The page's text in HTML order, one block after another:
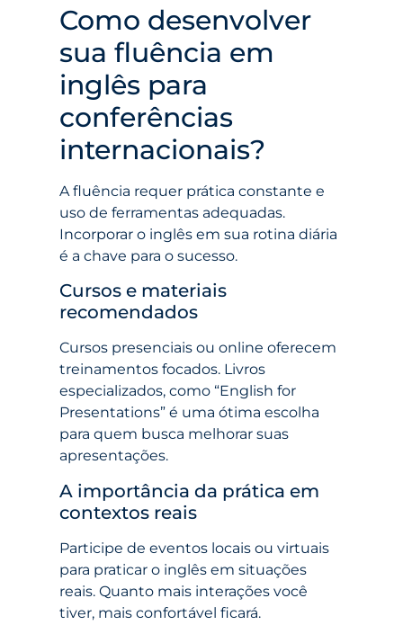
Como desenvolver
sua fluência em
inglês para
conferências
internacionais?
A fluência requer prática constante e
uso de ferramentas adequadas.
Incorporar o inglês em sua rotina diária
é a chave para o sucesso.
Cursos e materiais
recomendados
Cursos presenciais ou online oferecem
treinamentos focados. Livros
especializados, como “English for
Presentations” é uma ótima escolha
para quem busca melhorar suas
apresentações.
A importância da prática em
contextos reais
Participe de eventos locais ou virtuais
para praticar o inglês em situações
reais. Quanto mais interações você
tiver, mais confortável ficará.